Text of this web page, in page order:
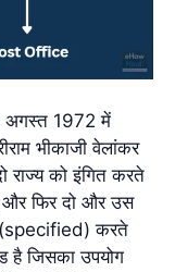
अगस्त 1972 में
भीकाजी वेलांकर
को इंगित करते
और फिर दो और उस
(specified) करते
है जिसका उपयोग